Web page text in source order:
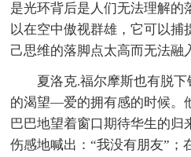
是光环背后是人们无法理解的
以在空中傲视群雄，它可以捕
己思维的落脚点太高而无法融
夏洛克.福尔摩斯也有脱
的渴望—爱的拥有感的时候。
巴巴地望着窗口期待华生的归
伤感地喊出：“我没有朋友”；